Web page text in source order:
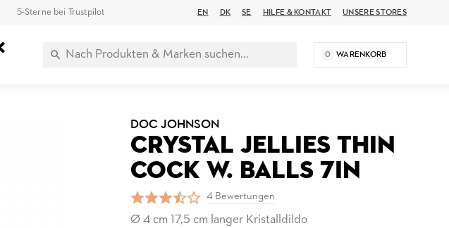
5-Sterne bei Trustpilot EN DK SE HILFE & KONTAKT UNSERE STORES
0 WARENKORB
DOC JOHNSON
CRYSTAL JELLIES THIN
COCK W. BALLS 7IN
4 Bewertungen
Ø 4 cm 17,5 cm langer Kristalldildo